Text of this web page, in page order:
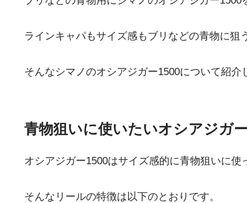
ラインキャパもサイズ感もブリなどの青物に狙
そんなシマノのオシアジガー1500について紹介
青物狙いに使いたいオシアジガ
オシアジガー1500はサイズ感的に青物狙いに使
そんなリールの特徴は以下のとおりです。